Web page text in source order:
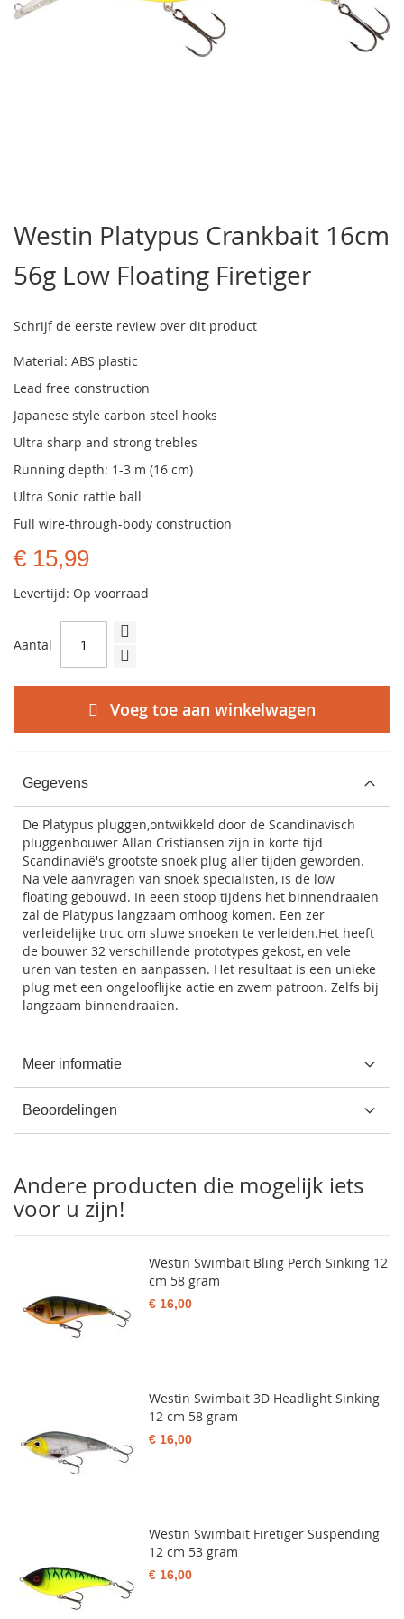
het
begin
van
de
gallerij
Westin Platypus Crankbait 16cm
56g Low Floating Firetiger
Schrijf de eerste review over dit product
Material: ABS plastic
Lead free construction
Japanese style carbon steel hooks
Ultra sharp and strong trebles
Running depth: 1-3 m (16 cm)
Ultra Sonic rattle ball
Full wire-through-body construction
€ 15,99
Levertijd: Op voorraad
Aantal
Voeg toe aan winkelwagen
Gegevens
De Platypus pluggen,ontwikkeld door de Scandinavisch
pluggenbouwer Allan Cristiansen zijn in korte tijd
Scandinavië's grootste snoek plug aller tijden geworden.
Na vele aanvragen van snoek specialisten, is de low
floating gebouwd. In eeen stoop tijdens het binnendraaien
zal de Platypus langzaam omhoog komen. Een zer
verleidelijke truc om sluwe snoeken te verleiden.Het heeft
de bouwer 32 verschillende prototypes gekost, en vele
uren van testen en aanpassen. Het resultaat is een unieke
plug met een ongelooflijke actie en zwem patroon. Zelfs bij
langzaam binnendraaien.
Meer informatie
Beoordelingen
Andere producten die mogelijk iets
voor u zijn!
Westin Swimbait Bling Perch Sinking 12
cm 58 gram
€ 16,00
Westin Swimbait 3D Headlight Sinking
12 cm 58 gram
€ 16,00
Westin Swimbait Firetiger Suspending
12 cm 53 gram
€ 16,00